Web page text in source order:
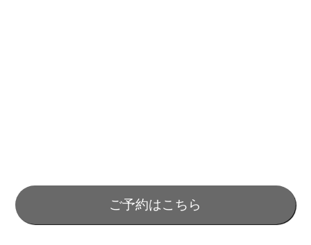
ご予約はこちら